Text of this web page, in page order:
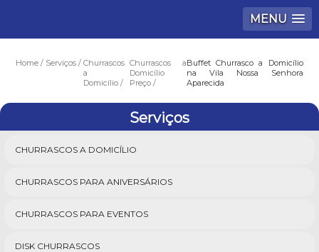
MENU
Home Serviços
Churrascos
a
Domicílio
Churrascos a
Domicílio
Preço
Buffet Churrasco a Domicílio
na Vila Nossa Senhora
Aparecida
Serviços
CHURRASCOS A DOMICÍLIO
CHURRASCOS PARA ANIVERSÁRIOS
CHURRASCOS PARA EVENTOS
DISK CHURRASCOS